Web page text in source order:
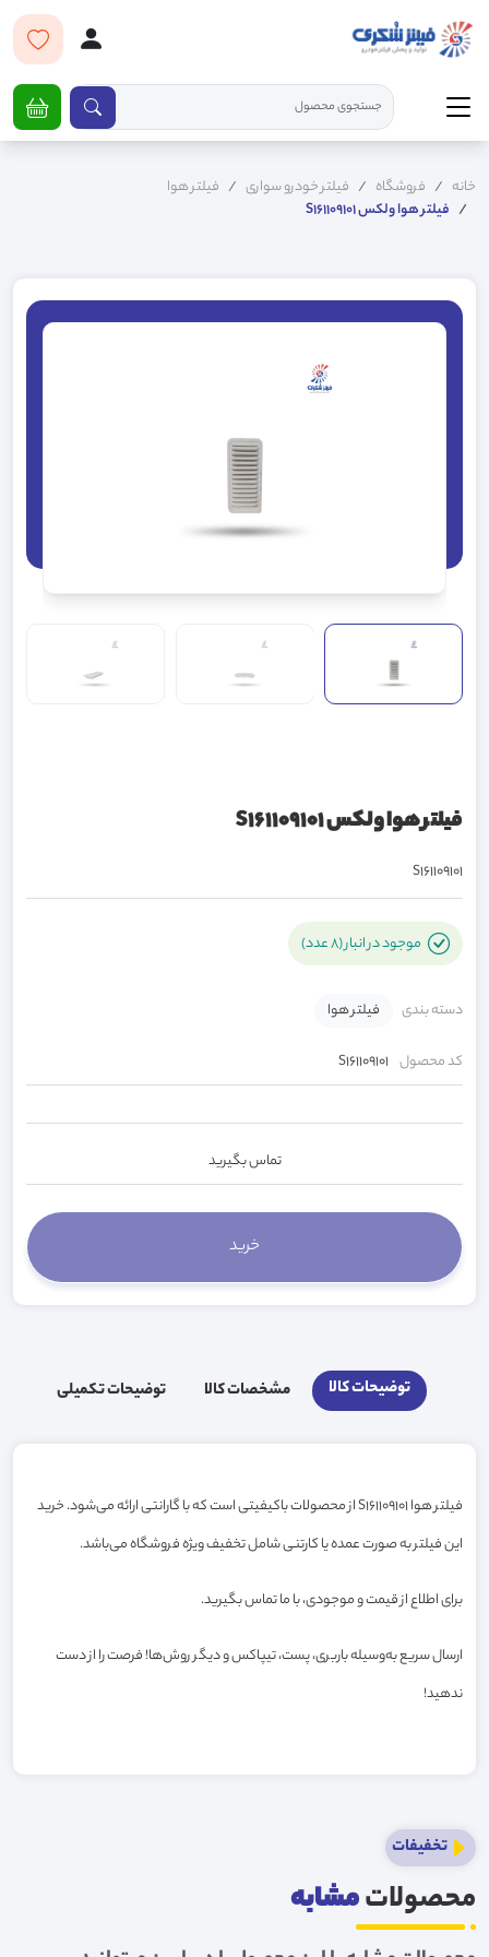
خانه فروشگاه فیلتر خودرو سواری
فیلتر هوا
فیلتر هوا ولکس S161109101
فیلتر هوا ولکس S161109101
S161109101
موجود در انبار (8 عدد)
دسته بندی فیلتر هوا
کد محصول S161109101
تماس بگیرید
توضیحات کالا مشخصات کالا توضیحات تکمیلی
فیلتر هوا S161109101 از محصولات باکیفیتی است که با گارانتی ارائه می‌شود. خرید
این فیلتر به صورت عمده یا کارتنی شامل تخفیف ویژه فروشگاه می‌باشد.
برای اطلاع از قیمت و موجودی، با ما تماس بگیرید.
ارسال سریع به‌وسیله باربری، پست، تیپاکس و دیگر روش‌ها! فرصت را از دست
ندهید!
تخفیفات
محصولاتمشابه